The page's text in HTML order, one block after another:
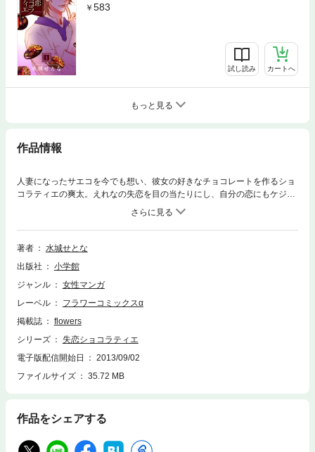
583
試し読み カートへ
もっと見る
作品情報
人妻になったサエコを今でも想い、彼女の好きなチョコレートを作るショ
コラティエの爽太。えれなの失恋を目の当たりにし、自分の恋にもケジメ
をつけようと決意する。サエコにフラれ7年が過ぎた今、ついに行動を起
こすときが訪れた。爽太の思いがけない告白に、彼女は意外な反応を見せ
て―！？
著者
水城せとな
出版社
小学館
ジャンル
女性マンガ
レーベル
フラワーコミックスα
掲載誌
flowers
シリーズ
失恋ショコラティエ
電子版配信開始日
2013/09/02
ファイルサイズ
35.72 MB
作品をシェアする